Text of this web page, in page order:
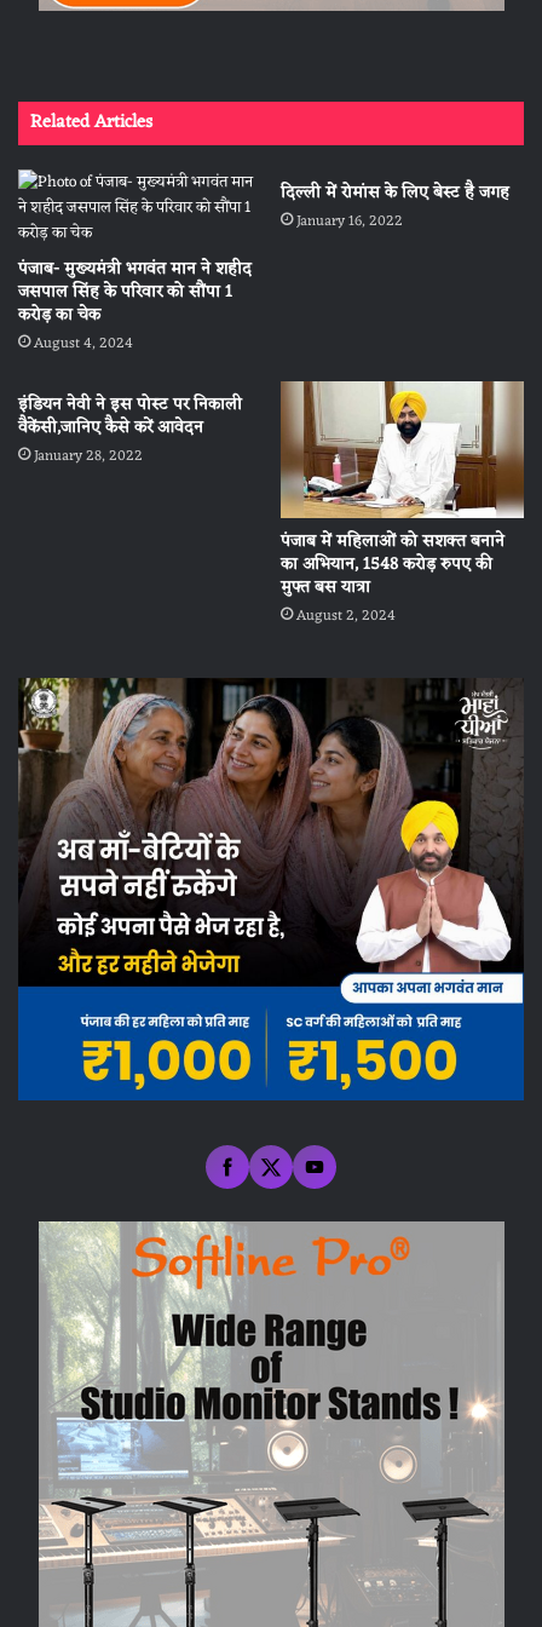
Related Articles
पंजाब- मुख्यमंत्री भगवंत मान ने शहीद
जसपाल सिंह के परिवार को सौंपा 1
करोड़ का चेक
August 4, 2024
दिल्ली में रोमांस के लिए बेस्ट है जगह
January 16, 2022
इंडियन नेवी ने इस पोस्ट पर निकाली
वैकेंसी,जानिए कैसे करें आवेदन
January 28, 2022
पंजाब में महिलाओं को सशक्त बनाने
का अभियान, 1548 करोड़ रुपए की
मुफ्त बस यात्रा
August 2, 2024